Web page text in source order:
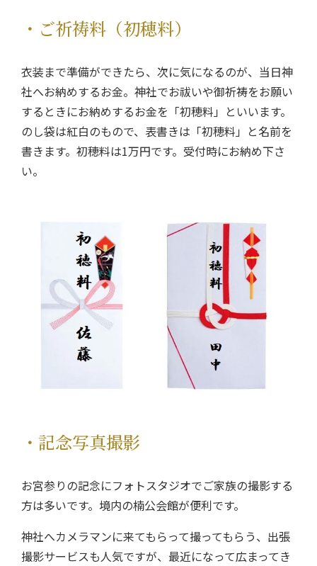
・ご祈祷料（初穂料）
衣装まで準備ができたら、次に気になるのが、当日神
社へお納めするお金。神社でお祓いや御祈祷をお願い
するときにお納めするお金を「初穂料」といいます。
のし袋は紅白のもので、表書きは「初穂料」と名前を
書きます。初穂料は1万円です。受付時にお納め下さ
い。
・記念写真撮影
お宮参りの記念にフォトスタジオでご家族の撮影する
方は多いです。境内の楠公会館が便利です。
神社へカメラマンに来てもらって撮ってもらう、出張
撮影サービスも人気ですが、最近になって広まってき